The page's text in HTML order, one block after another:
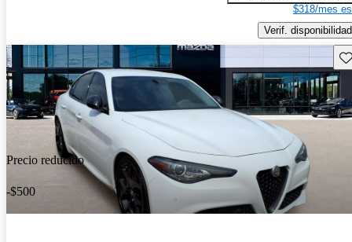
$318/mes
Verif. disponibilidad
Precio reducido
-$500